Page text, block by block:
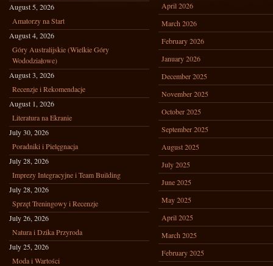
August 5, 2026
Amatorzy na Start
August 4, 2026
Góry Australijskie (Wielkie Góry
Wododziałowe)
August 3, 2026
Recenzje i Rekomendacje
August 1, 2026
Literatura na Ekranie
July 30, 2026
Poradniki i Pielęgnacja
July 28, 2026
Imprezy Integracyjne i Team Building
July 28, 2026
Sprzęt Treningowy i Recenzje
July 26, 2026
Natura i Dzika Przyroda
July 25, 2026
Moda i Wartości
April 2026
March 2026
February 2026
January 2026
December 2025
November 2025
October 2025
September 2025
August 2025
July 2025
June 2025
May 2025
April 2025
March 2025
February 2025